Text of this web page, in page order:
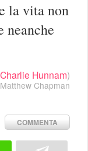
la vita non
neanche
Charlie Hunnam)
Chapman
COMMENTA